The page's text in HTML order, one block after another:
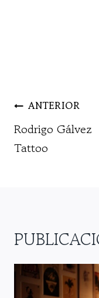
DE
ENTRADAS
ANTERIOR
Rodrigo Gálvez
Tattoo